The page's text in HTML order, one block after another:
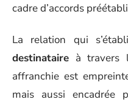
cadre d’accords
La relation qui
destinataire à travers
affranchie est
mais aussi encadrée